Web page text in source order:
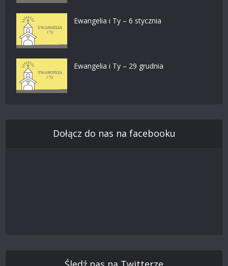
Ewangelia i Ty – 6 stycznia
Ewangelia i Ty – 29 grudnia
Dołącz do nas na facebooku